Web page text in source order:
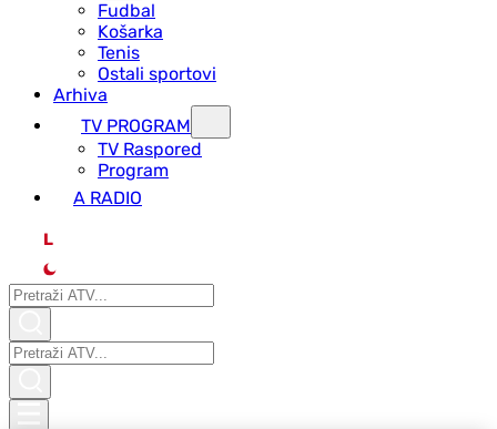
Fudbal
Košarka
Tenis
Ostali sportovi
Arhiva
TV PROGRAM
ТV Raspored
Program
A RADIO
L